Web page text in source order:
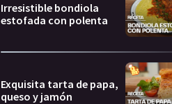
Irresistible bondiola
estofada con polenta
Exquisita tarta de papa,
queso y jamón